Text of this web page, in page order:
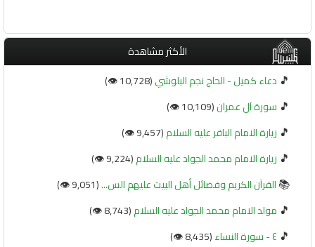
الأكثر مشاهدة
🎵 دعاء كميل - الحاج نجم البلوشي(10,728 👁️)
🎵 سورة آل عمران(10,109 👁️)
🎵 زيارة الامام الباقر عليه السلام(9,457 👁️)
🎵 زيارة الامام محمد الجواد عليه السلام(9,224 👁️)
📚القرآن الكريم وفضائل أهل البيت عليهم الس...(9,051 👁️)
🎵 مولد الامام محمد الجواد عليه السلام(8,743 👁️)
🎵 ٤ - سورة النساء (8,435 👁️)